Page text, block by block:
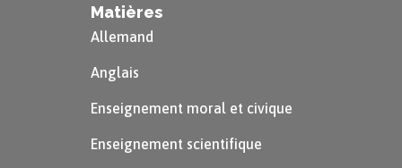
Matières
Allemand
Anglais
Enseignement moral et civique
Enseignement scientifique